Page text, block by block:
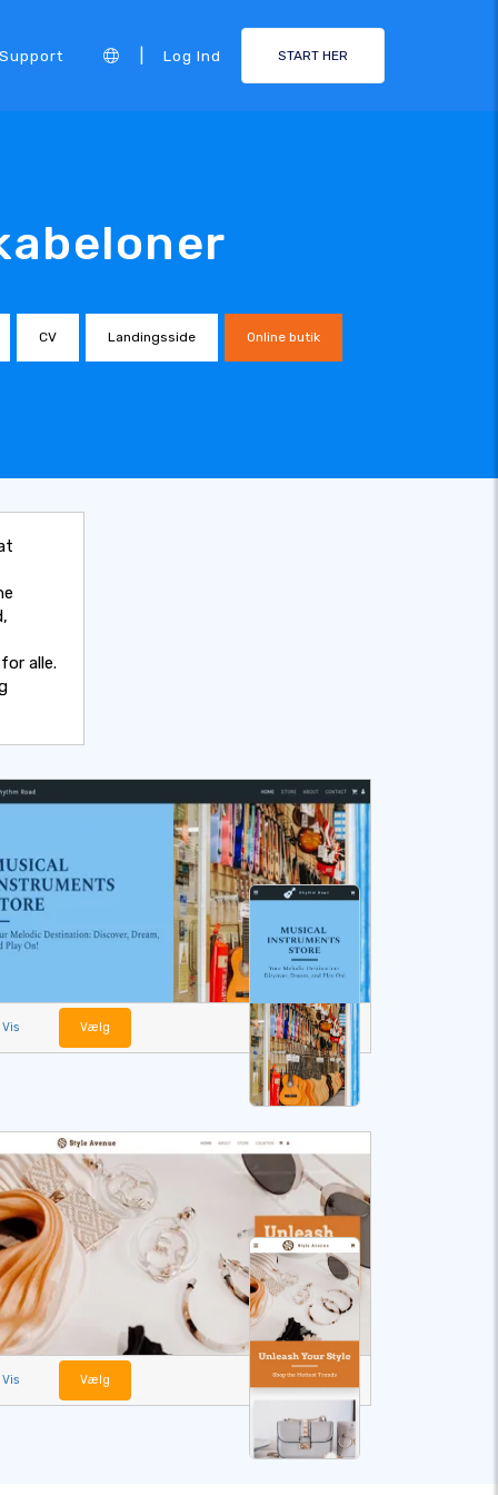
Log Ind START HER
CV Landingsside Online butik
alle.
Vis Vælg
Vis Vælg